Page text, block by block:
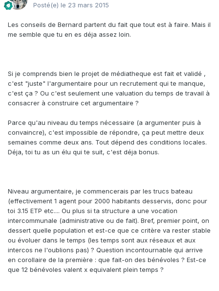
Posté(e) le 23 mars 2015
Les conseils de Bernard partent du fait que tout est à faire. Mais il
me semble que tu en es déja assez loin.
Si je comprends bien le projet de médiatheque est fait et validé ,
c'est "juste" l'argumentaire pour un recrutement qui te manque,
c'est ça ? Ou c'est seulement une valuation du temps de travail à
consacrer à construire cet argumentaire ?
Parce qu'au niveau du temps nécessaire (a argumenter puis à
convaincre), c'est impossible de répondre, ça peut mettre deux
semaines comme deux ans. Tout dépend des conditions locales.
Déja, toi tu as un élu qui te suit, c'est déja bonus.
Niveau argumentaire, je commencerais par les trucs bateau
(effectivement 1 agent pour 2000 habitants desservis, donc pour
toi 3.15 ETP etc.... Ou plus si ta structure a une vocation
intercommunale (administrative ou de fait). Bref, premier point, on
dessert quelle population et est-ce que ce critère va rester stable
ou évoluer dans le temps (les temps sont aux réseaux et aux
intercos ne l'oublions pas) ? Question incontournable qui arrive
en corollaire de la première : que fait-on des bénévoles ? Est-ce
que 12 bénévoles valent x equivalent plein temps ?